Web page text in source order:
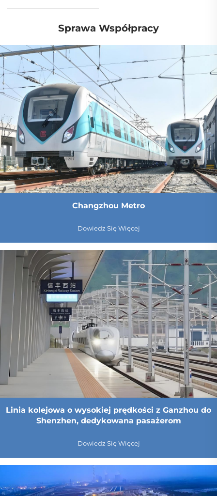
Sprawa Współpracy
Changzhou Metro
Dowiedz Się Więcej
Linia kolejowa o wysokiej prędkości z Ganzhou do
Shenzhen, dedykowana pasażerom
Dowiedz Się Więcej